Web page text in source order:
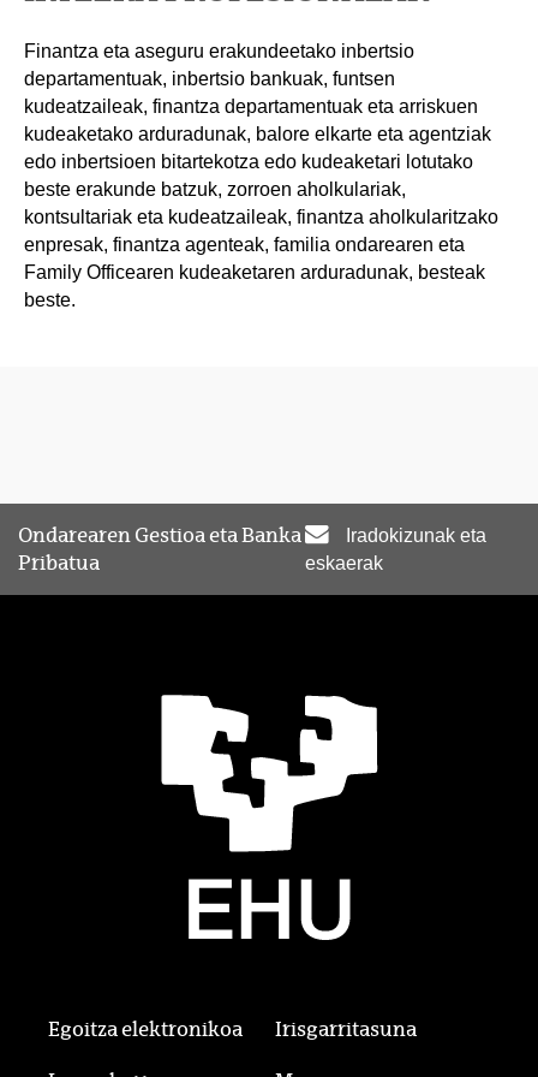
Finantza eta aseguru erakundeetako inbertsio
departamentuak, inbertsio bankuak, funtsen
kudeatzaileak, finantza departamentuak eta arriskuen
kudeaketako arduradunak, balore elkarte eta agentziak
edo inbertsioen bitartekotza edo kudeaketari lotutako
beste erakunde batzuk, zorroen aholkulariak,
kontsultariak eta kudeatzaileak, finantza aholkularitzako
enpresak, finantza agenteak, familia ondarearen eta
Family Officearen kudeaketaren arduradunak, besteak
beste.
Ondarearen Gestioa eta Banka
Pribatua
Iradokizunak eta
eskaerak
Egoitza elektronikoa Irisgarritasuna